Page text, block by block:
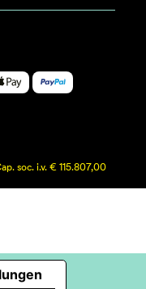
soc. i.v. € 115.807,00